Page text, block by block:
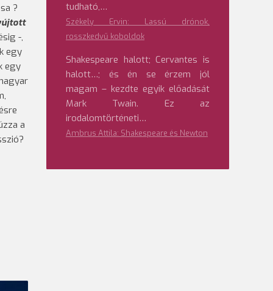
?
-,
egy
egy
a
tudható,…
Székely Ervin: Lassú drónok,
rosszkedvű koboldok
Shakespeare halott; Cervantes is
halott…; és én se érzem jól
magam – kezdte egyik előadását
Mark Twain. Ez az
irodalomtörténeti…
Ambrus Attila: Shakespeare és Newton